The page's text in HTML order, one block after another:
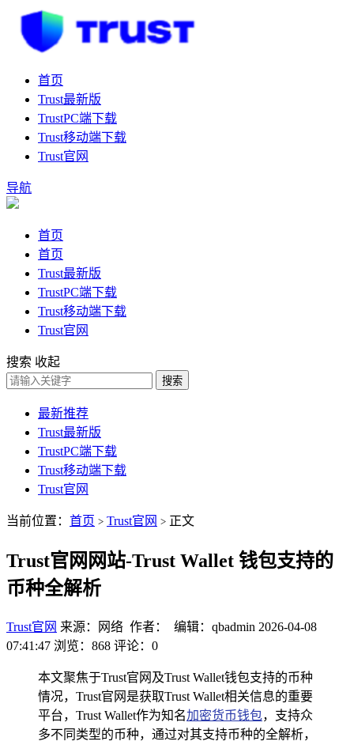
首页
Trust最新版
TrustPC端下载
Trust移动端下载
Trust官网
导航
首页
首页
Trust最新版
TrustPC端下载
Trust移动端下载
Trust官网
搜索 收起
搜索
最新推荐
Trust最新版
TrustPC端下载
Trust移动端下载
Trust官网
当前位置： 首页 > Trust官网 > 正文
Trust官网网站-Trust Wallet 钱包支持的
币种全解析
Trust官网 来源：网络 作者： 编辑：qbadmin 2026-04-08
07:41:47 浏览：868 评论：0
本文聚焦于Trust官网及Trust Wallet钱包支持的币种
情况，Trust官网是获取Trust Wallet相关信息的重要
平台，Trust Wallet作为知名加密货币钱包，支持众
多不同类型的币种，通过对其支持币种的全解析，